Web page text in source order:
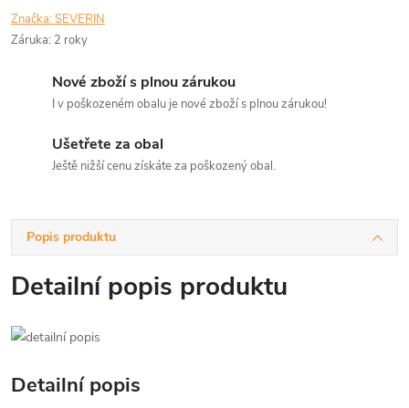
Značka:SEVERIN
Záruka: 2 roky
Nové zboží s plnou zárukou
I v poškozeném obalu je nové zboží s plnou zárukou!
Ušetřete za obal
Ještě nižší cenu získáte za poškozený obal.
Popis produktu
Detailní popis produktu
Detailní popis